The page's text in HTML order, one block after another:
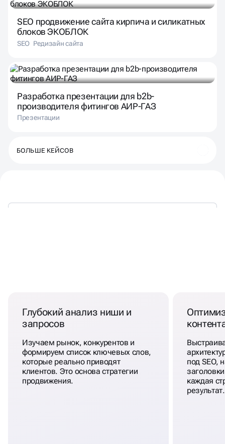
SEO продвижение сайта кирпича и силикатных
блоков ЭКОБЛОК
SEO Редизайн сайта
Разработка презентации для b2b-
производителя фитингов АИР-ГАЗ
Презентации
БОЛЬШЕ КЕЙСОВ
Глубокий анализ ниши и
запросов
Изучаем рынок, конкурентов и
формируем список ключевых слов,
которые реально приводят
клиентов. Это основа стратегии
продвижения.
под SEO,
каждая
результат.